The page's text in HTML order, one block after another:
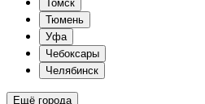
Томск
Тюмень
Уфа
Чебоксары
Челябинск
Ещё города